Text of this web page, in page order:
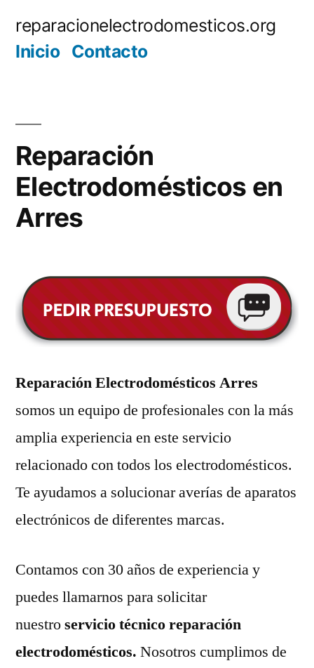
reparacionelectrodomesticos.org
Inicio Contacto
Reparación
Electrodomésticos en
Arres
Reparación Electrodomésticos Arres
somos un equipo de profesionales con la más
amplia experiencia en este servicio
relacionado con todos los electrodomésticos.
Te ayudamos a solucionar averías de aparatos
electrónicos de diferentes marcas.
Contamos con 30 años de experiencia y
puedes llamarnos para solicitar
nuestroservicio técnico reparación
electrodomésticos. Nosotros cumplimos de